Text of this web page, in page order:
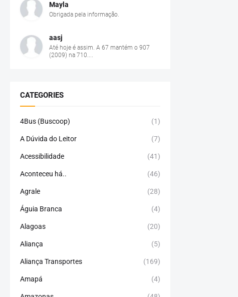
Mayla
Obrigada pela informação.
aasj
Até hoje é assim. A 67 mantém o 907
(2009) na 710....
CATEGORIES
4Bus (Buscoop) (1)
A Dúvida do Leitor (7)
Acessibilidade (41)
Aconteceu há.. (46)
Agrale (28)
Águia Branca (4)
Alagoas (20)
Aliança (5)
Aliança Transportes (169)
Amapá (4)